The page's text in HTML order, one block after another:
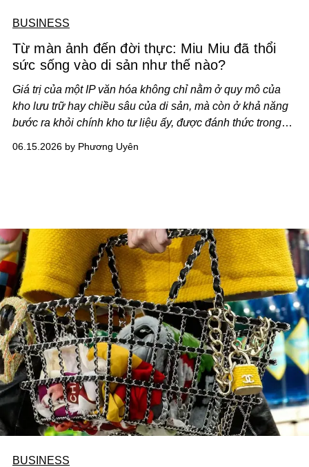
BUSINESS
Từ màn ảnh đến đời thực: Miu Miu đã thổi
sức sống vào di sản như thế nào?
Giá trị của một IP văn hóa không chỉ nằm ở quy mô của
kho lưu trữ hay chiều sâu của di sản, mà còn ở khả năng
bước ra khỏi chính kho tư liệu ấy, được đánh thức trong
cách khác nhau.
06.15.2026 by Phương Uyên
BUSINESS